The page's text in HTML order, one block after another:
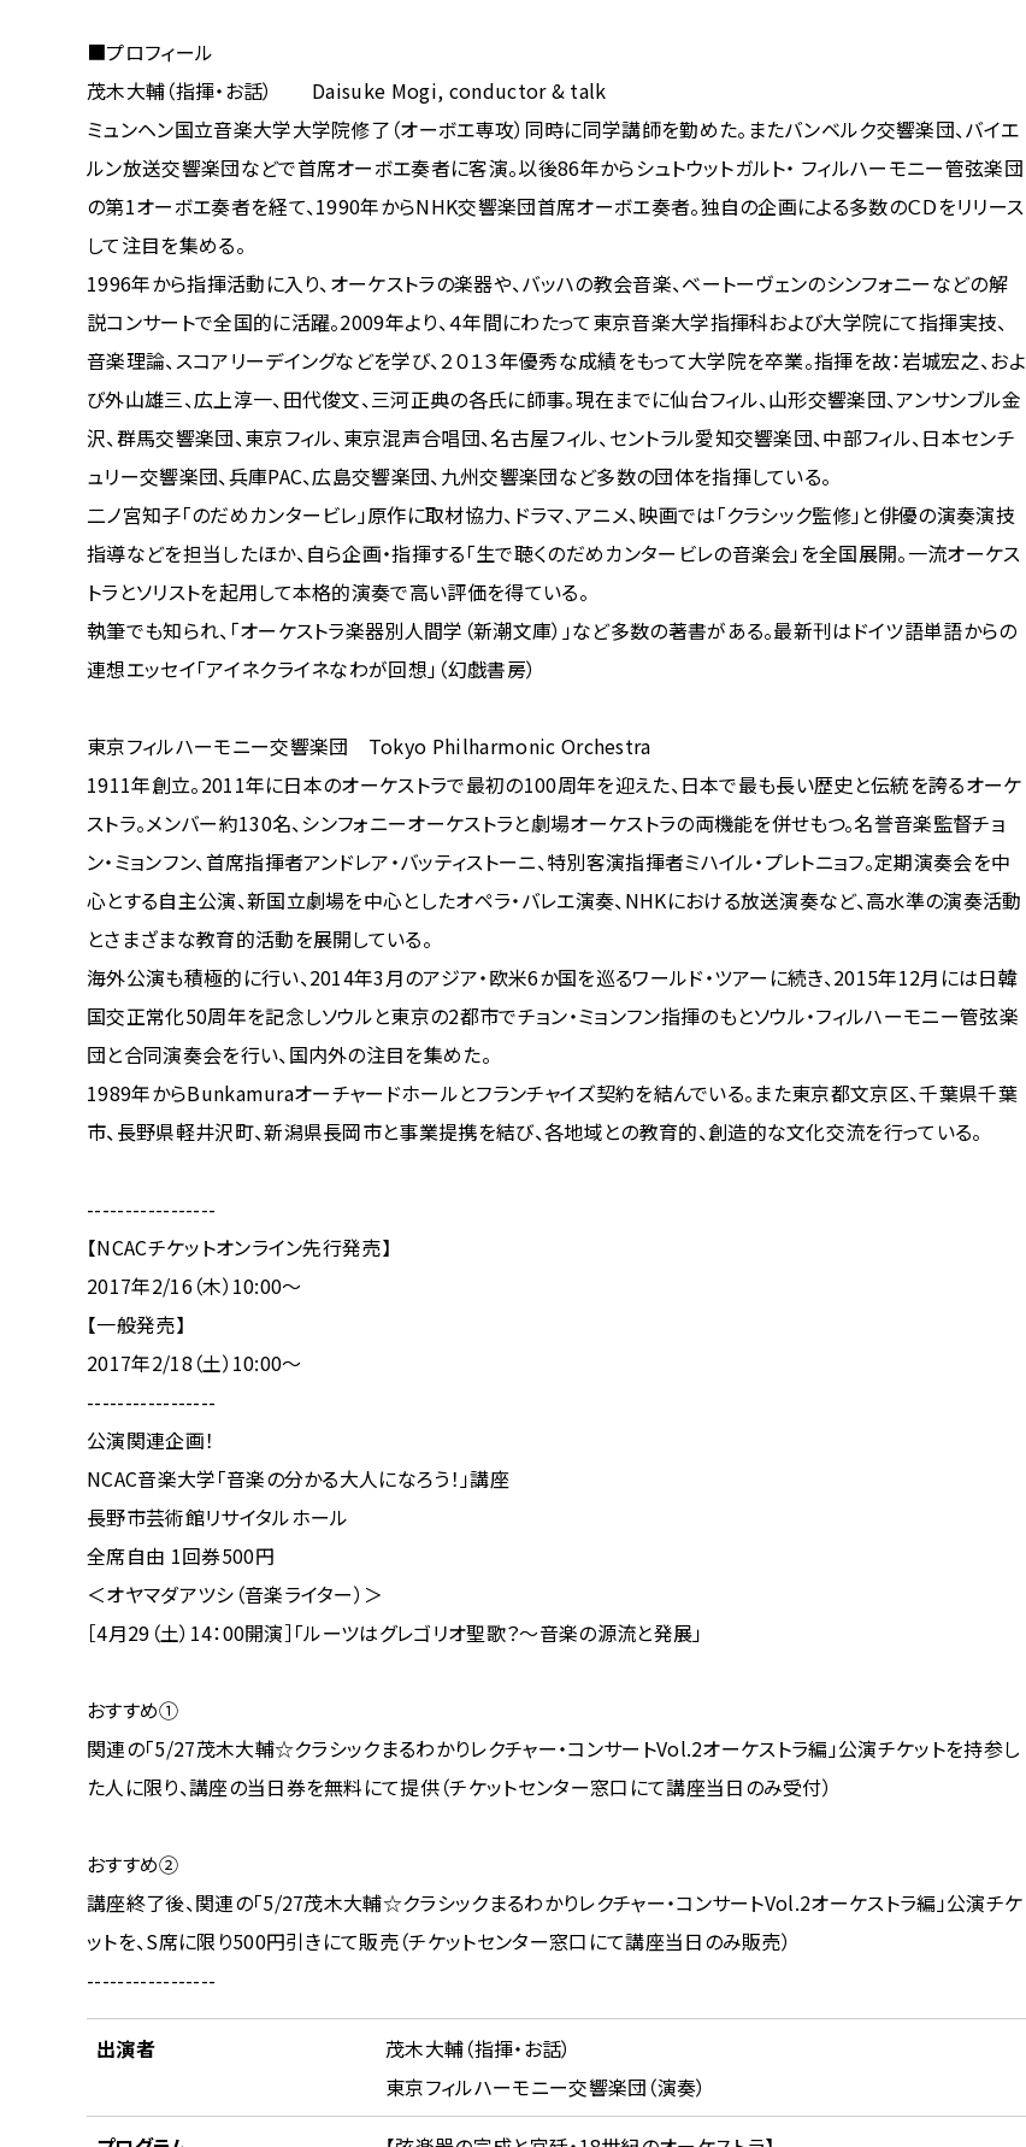
■プロフィール
茂木大輔（指揮・お話） Daisuke Mogi, conductor & talk
ミュンヘン国立音楽大学大学院修了（オーボエ専攻）同時に同学講師を勤めた。またバンベルク交響楽団、バイエ
ルン放送交響楽団などで首席オーボエ奏者に客演。以後86年からシュトウットガルト・ フィルハーモニー管弦楽団
の第1オーボエ奏者を経て、1990年からNHK交響楽団首席オーボエ奏者。独自の企画による多数のＣＤをリリース
して注目を集める。
1996年から指揮活動に入り、オーケストラの楽器や、バッハの教会音楽、ベートーヴェンのシンフォニーなどの解
説コンサートで全国的に活躍。2009年より、４年間にわたって東京音楽大学指揮科および大学院にて指揮実技、
音楽理論、スコアリーデイングなどを学び、２０１３年優秀な成績をもって大学院を卒業。指揮を故：岩城宏之、およ
び外山雄三、広上淳一、田代俊文、三河正典の各氏に師事。現在までに仙台フィル、山形交響楽団、アンサンブル金
沢、群馬交響楽団、東京フィル、東京混声合唱団、名古屋フィル、セントラル愛知交響楽団、中部フィル、日本センチ
ュリー交響楽団、兵庫PAC、広島交響楽団、九州交響楽団など多数の団体を指揮している。
二ノ宮知子「のだめカンタービレ」原作に取材協力、ドラマ、アニメ、映画では「クラシック監修」と俳優の演奏演技
指導などを担当したほか、自ら企画・指揮する「生で聴くのだめカンタービレの音楽会」を全国展開。一流オーケス
トラとソリストを起用して本格的演奏で高い評価を得ている。
執筆でも知られ、「オーケストラ楽器別人間学（新潮文庫）」など多数の著書がある。最新刊はドイツ語単語からの
連想エッセイ「アイネクライネなわが回想」（幻戯書房）
東京フィルハーモニー交響楽団 Tokyo Philharmonic Orchestra
1911年創立。2011年に日本のオーケストラで最初の100周年を迎えた、日本で最も長い歴史と伝統を誇るオーケ
ストラ。メンバー約130名、シンフォニーオーケストラと劇場オーケストラの両機能を併せもつ。名誉音楽監督チョ
ン・ミョンフン、首席指揮者アンドレア・バッティストーニ、特別客演指揮者ミハイル・プレトニョフ。定期演奏会を中
心とする自主公演、新国立劇場を中心としたオペラ・バレエ演奏、NHKにおける放送演奏など、高水準の演奏活動
とさまざまな教育的活動を展開している。
海外公演も積極的に行い、2014年3月のアジア・欧米6か国を巡るワールド・ツアーに続き、2015年12月には日韓
国交正常化50周年を記念しソウルと東京の2都市でチョン・ミョンフン指揮のもとソウル・フィルハーモニー管弦楽
団と合同演奏会を行い、国内外の注目を集めた。
1989年からBunkamuraオーチャードホールとフランチャイズ契約を結んでいる。また東京都文京区、千葉県千葉
市、長野県軽井沢町、新潟県長岡市と事業提携を結び、各地域との教育的、創造的な文化交流を行っている。
-----------------
【NCACチケットオンライン先行発売】
2017年2/16（木）10:00〜
【一般発売】
2017年2/18（土）10:00〜
-----------------
公演関連企画！
NCAC音楽大学「音楽の分かる大人になろう！」講座
長野市芸術館リサイタルホール
全席自由 1回券500円
＜オヤマダアツシ（音楽ライター）＞
［4月29（土）14：00開演］「ルーツはグレゴリオ聖歌？〜音楽の源流と発展」
おすすめ①
関連の「5/27茂木大輔☆クラシックまるわかりレクチャー・コンサートVol.2オーケストラ編」公演チケットを持参し
た人に限り、講座の当日券を無料にて提供（チケットセンター窓口にて講座当日のみ受付）
おすすめ②
講座終了後、関連の「5/27茂木大輔☆クラシックまるわかりレクチャー・コンサートVol.2オーケストラ編」公演チケ
ットを、S席に限り500円引きにて販売（チケットセンター窓口にて講座当日のみ販売）
-----------------
出演者
茂木大輔（指揮・お話）
東京フィルハーモニー交響楽団（演奏）